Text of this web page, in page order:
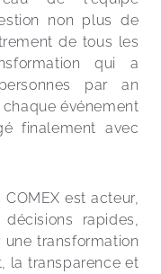
non plus de
de tous les
qui a
par an
événement
finalement avec
est acteur,
rapides,
transformation
la transparence et